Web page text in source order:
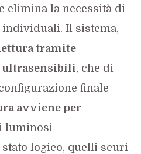
elimina la necessità di
Il sistema,
tramite
ultrasensibili, che di
finale
avviene per
luminosi
logico, quelli scuri